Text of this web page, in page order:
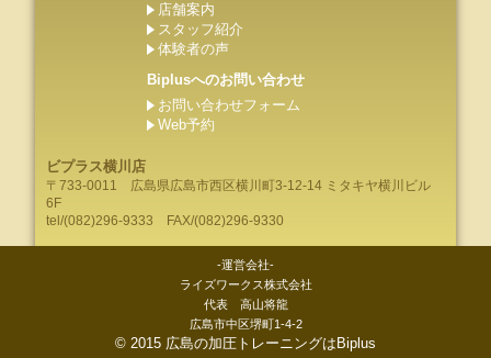
店舗案内
スタッフ紹介
体験者の声
Biplusへのお問い合わせ
お問い合わせフォーム
Web予約
ビプラス横川店
〒733-0011 広島県広島市西区横川町3-12-14 ミタキヤ横川ビル
6F
tel/(082)296-9333 FAX/(082)296-9330
-運営会社-
ライズワークス株式会社
代表 高山将龍
広島市中区堺町1-4-2
© 2015 広島の加圧トレーニングはBiplus